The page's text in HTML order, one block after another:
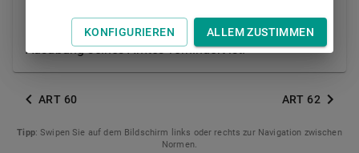
der Erhebung der Anklage bestimmen, daß er an der
Ausübung seines Amtes verhindert ist.
ART 60 ART 62
Tipp: Swipen Sie auf dem Bildschirm links oder rechts zur Navigation zwischen
Normen.
KONFIGURIEREN ALLEM ZUSTIMMEN